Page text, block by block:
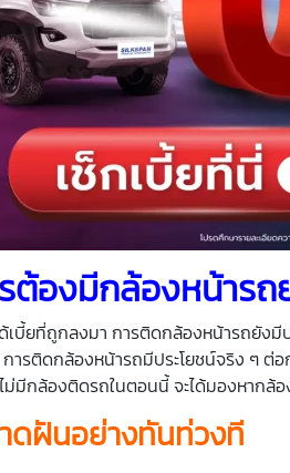
ต้องมีกล้องหน้าร
เบี้ยที่ถูกลงมา การติดกล้องหน้ารถยัง
รติดกล้องหน้ารถมีประโยชน์จริง ๆ ต่
มีกล้องติดรถในตอนนี้ จะได้มองหากล้
ดฝันอย่างทันท่วงที